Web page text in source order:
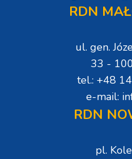
RDN
ul. gen.
33 -
tel.: +48
e-mail:
RDN
pl.